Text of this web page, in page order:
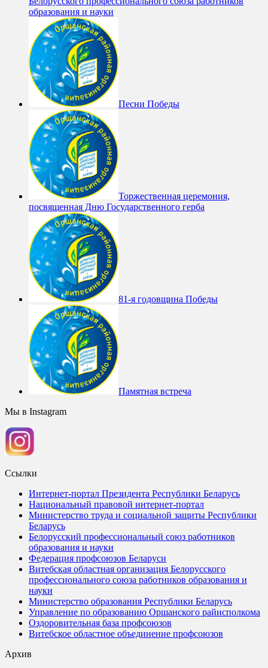
образования и науки
Песни Победы
Торжественная церемония,
посвященная Дню Государственного герба
81-я годовщина Победы
Памятная встреча
Мы в Instagram
Ссылки
Интернет-портал Президента Республики Беларусь
Национальный правовой интернет-портал
Министерство труда и социальной защиты Республики
Беларусь
Белорусский профессиональный союз работников
образования и науки
Федерация профсоюзов Беларуси
Витебская областная организация Белорусского
профессионального союза работников образования и
науки
Министерство образования Республики Беларусь
Управление по образованию Оршанского райисполкома
Оздоровительная база профсоюзов
Витебское областное объединение профсоюзов
Архив